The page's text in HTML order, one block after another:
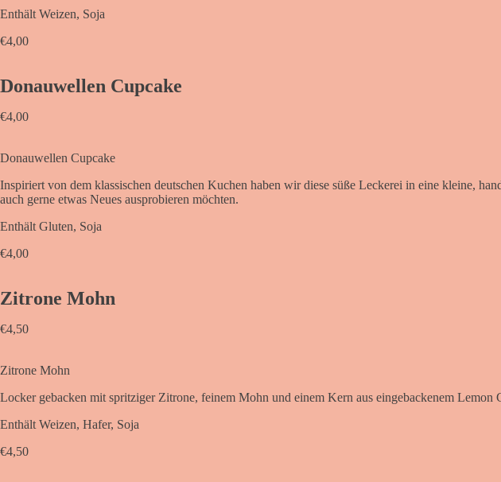
Enthält Weizen, Soja
€4,00
Donauwellen Cupcake
€4,00
Donauwellen Cupcake
Inspiriert von dem klassischen deutschen Kuchen haben wir diese süße Leckerei in eine kleine,
auch gerne etwas Neues ausprobieren möchten.
Enthält Gluten, Soja
€4,00
Zitrone Mohn
€4,50
Zitrone Mohn
Locker gebacken mit spritziger Zitrone, feinem Mohn und einem Kern aus eingebackenem
Enthält Weizen, Hafer, Soja
€4,50